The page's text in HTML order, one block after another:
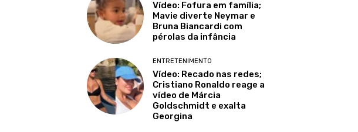
Vídeo: Fofura em família;
Mavie diverte Neymar e
Bruna Biancardi com
pérolas da infância
ENTRETENIMENTO
Vídeo: Recado nas redes;
Cristiano Ronaldo reage a
vídeo de Márcia
Goldschmidt e exalta
Georgina